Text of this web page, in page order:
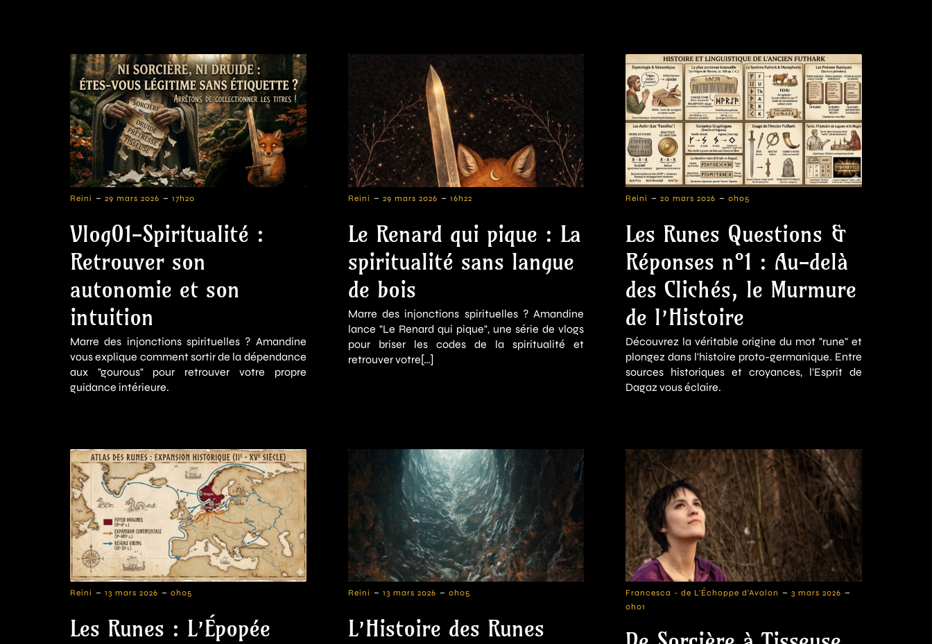
Reini - 29 mars 2026 - 17h20
Vlog01-Spiritualité :
Retrouver son
autonomie et son
intuition
Marre des injonctions spirituelles ? Amandine
vous explique comment sortir de la dépendance
aux "gourous" pour retrouver votre propre
guidance intérieure.
Reini - 29 mars 2026 - 16h22
Le Renard qui pique : La
spiritualité sans langue
de bois
Marre des injonctions spirituelles ? Amandine
lance "Le Renard qui pique", une série de vlogs
pour briser les codes de la spiritualité et
retrouver votre[…]
Reini - 20 mars 2026 - 0h05
Les Runes Questions &
Réponses n°1 : Au-delà
des Clichés, le Murmure
de l’Histoire
Découvrez la véritable origine du mot "rune" et
plongez dans l'histoire proto-germanique. Entre
sources historiques et croyances, l'Esprit de
Dagaz vous éclaire.
Reini - 13 mars 2026 - 0h05
Les Runes : L’Épopée
Reini - 13 mars 2026 - 0h05
L’Histoire des Runes
Francesca - de L'Échoppe d'Avalon - 3 mars 2026 -
0h01